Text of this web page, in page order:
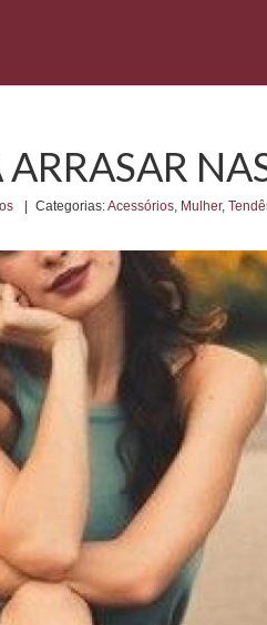
Categorias:Acessórios, Mulher,